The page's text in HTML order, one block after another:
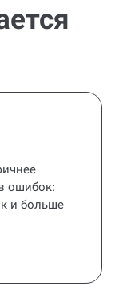
ошибок:
и больше